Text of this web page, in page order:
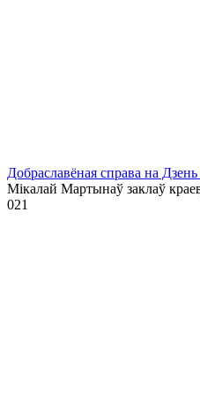
Добраславёная справа на
Мікалай Мартынаў заклаў
021